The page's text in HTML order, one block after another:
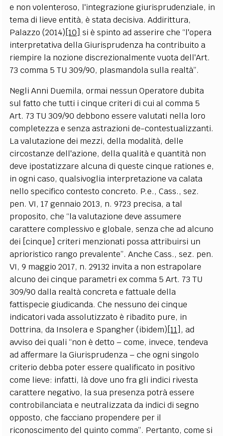
e non volenteroso, l'integrazione giurisprudenziale, in
tema di lieve entità, è stata decisiva. Addirittura,
Palazzo (2014)[10] si è spinto ad asserire che “l'opera
interpretativa della Giurisprudenza ha contribuito a
riempire la nozione discrezionalmente vuota dell'Art.
73 comma 5 TU 309/90, plasmandola sulla realtà”.
Negli Anni Duemila, ormai nessun Operatore dubita
sul fatto che tutti i cinque criteri di cui al comma 5
Art. 73 TU 309/90 debbono essere valutati nella loro
completezza e senza astrazioni de-contestualizzanti.
La valutazione dei mezzi, della modalità, delle
circostanze dell'azione, della qualità e quantità non
deve ipostatizzare alcuna di queste cinque rationes e,
in ogni caso, qualsivoglia interpretazione va calata
nello specifico contesto concreto. P.e., Cass., sez.
pen. VI, 17 gennaio 2013, n. 9723 precisa, a tal
proposito, che “la valutazione deve assumere
carattere complessivo e globale, senza che ad alcuno
dei [cinque] criteri menzionati possa attribuirsi un
aprioristico rango prevalente”. Anche Cass., sez. pen.
VI, 9 maggio 2017, n. 29132 invita a non estrapolare
alcuno dei cinque parametri ex comma 5 Art. 73 TU
309/90 dalla realtà concreta e fattuale della
fattispecie giudicanda. Che nessuno dei cinque
indicatori vada assolutizzato è ribadito pure, in
Dottrina, da Insolera e Spangher (ibidem)[11] , ad
avviso dei quali “non è detto – come, invece, tendeva
ad affermare la Giurisprudenza – che ogni singolo
criterio debba poter essere qualificato in positivo
come lieve: infatti, là dove uno fra gli indici rivesta
carattere negativo, la sua presenza potrà essere
controbilanciata e neutralizzata da indici di segno
opposto, che facciano propendere per il
riconoscimento del quinto comma”. Pertanto, come si